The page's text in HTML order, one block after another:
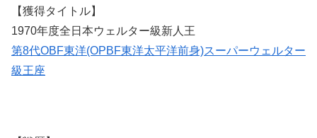
【獲得タイトル】
1970年度全日本ウェルター級新人王
第8代OBF東洋(OPBF東洋太平洋前身)スーパーウェルター
級王座